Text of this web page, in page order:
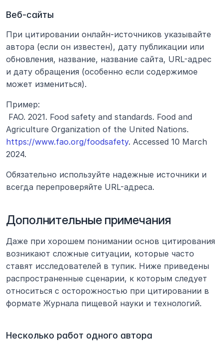
Веб-сайты
При цитировании онлайн-источников указывайте
автора (если он известен), дату публикации или
обновления, название, название сайта, URL-адрес
и дату обращения (особенно если содержимое
может измениться).
Пример:
Agriculture Organization of the United Nations.
https://www.fao.org/foodsafety. Accessed 10 March
2024.
Обязательно используйте надежные источники и
всегда перепроверяйте URL-адреса.
Дополнительные примечания
Даже при хорошем понимании основ цитирования
возникают сложные ситуации, которые часто
ставят исследователей в тупик. Ниже приведены
распространенные сценарии, к которым следует
относиться с осторожностью при цитировании в
формате Журнала пищевой науки и технологий.
Несколько работ одного автора